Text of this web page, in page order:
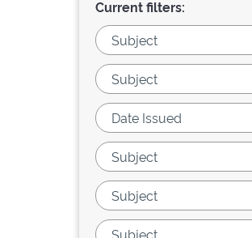
Current filters: